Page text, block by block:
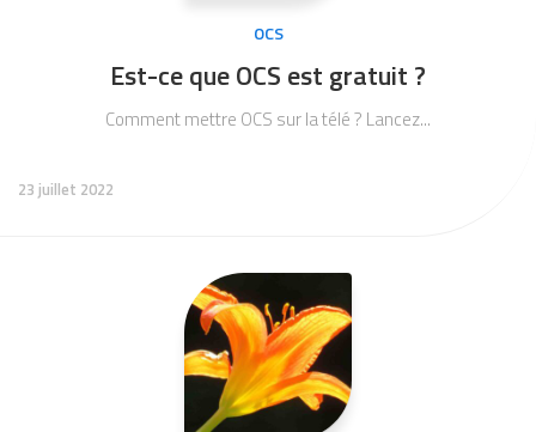
OCS
Est-ce que OCS est gratuit ?
Comment mettre OCS sur la télé ? Lancez...
23 juillet 2022